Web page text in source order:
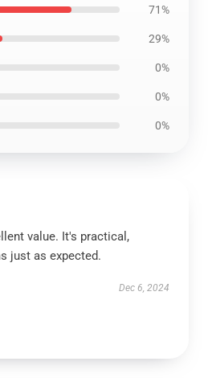
71%
29%
0%
0%
0%
value. It's practical,
just as expected.
Dec 6, 2024